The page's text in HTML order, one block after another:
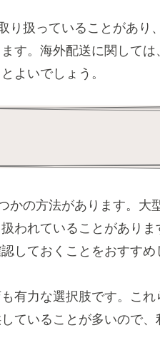
り扱っていることがあり
す。海外配送に関して
よいでしょう。
かの方法があります。大
われていることがあり
しておくことをおすすめ
有力な選択肢です。こ
ていることが多いので、